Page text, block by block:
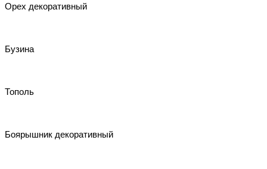
Орех декоративный
Бузина
Тополь
Боярышник декоративный